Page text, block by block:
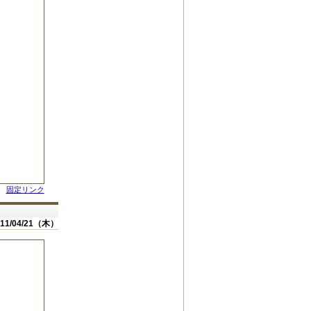
固定リンク
04/21（木）